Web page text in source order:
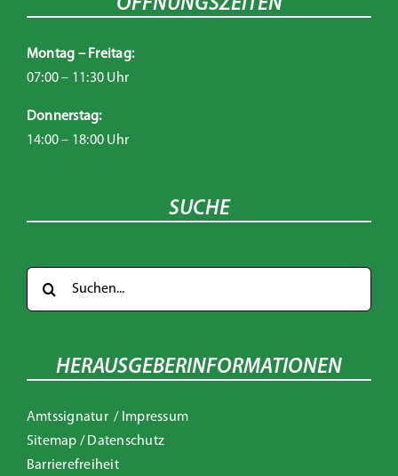
ÖFFNUNGSZEITEN
Montag – Freitag:
07:00 – 11:30 Uhr
Donnerstag:
14:00 – 18:00 Uhr
SUCHE
nach:
HERAUSGEBERINFORMATIONEN
Amtssignatur / Impressum
Sitemap / Datenschutz
Barrierefreiheit